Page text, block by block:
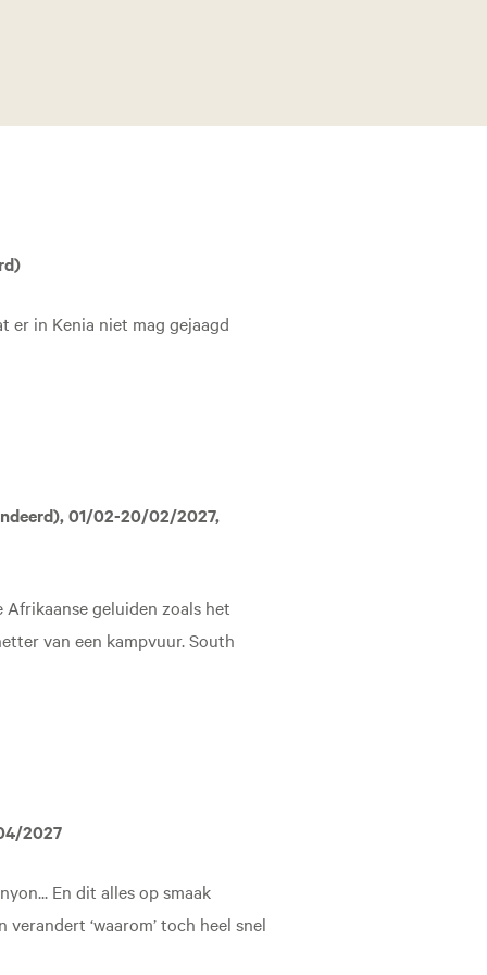
er in Kenia niet mag gejaagd
01/02-20/02/2027,
Afrikaanse geluiden zoals het
van een kampvuur. South
2027
En dit alles op smaak
‘waarom’ toch heel snel